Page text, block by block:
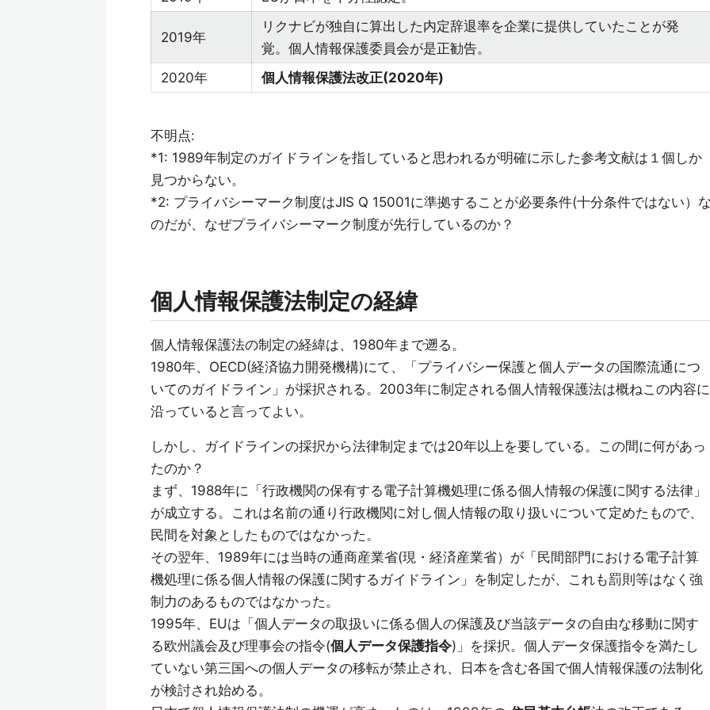
2019年
リクナビが独自に算出した内定辞退率を企業に提供していたことが発
覚。個人情報保護委員会が是正勧告。
2020年
個人情報保護法改正(2020年)
不明点:
*1: 1989年制定のガイドラインを指していると思われるが明確に示した参考文献は１個しか
見つからない。
*2: プライバシーマーク制度はJIS Q 15001に準拠することが必要条件(十分条件ではない）
のだが、なぜプライバシーマーク制度が先行しているのか？
個人情報保護法制定の経緯
個人情報保護法の制定の経緯は、1980年まで遡る。
1980年、OECD(経済協力開発機構)にて、「プライバシー保護と個人データの国際流通につ
いてのガイドライン」が採択される。2003年に制定される個人情報保護法は概ねこの内容に
沿っていると言ってよい。
しかし、ガイドラインの採択から法律制定までは20年以上を要している。この間に何があっ
たのか？
まず、1988年に「行政機関の保有する電子計算機処理に係る個人情報の保護に関する法律」
が成立する。これは名前の通り行政機関に対し個人情報の取り扱いについて定めたもので、
民間を対象としたものではなかった。
その翌年、1989年には当時の通商産業省(現・経済産業省）が「民間部門における電子計算
機処理に係る個人情報の保護に関するガイドライン」を制定したが、これも罰則等はなく強
制力のあるものではなかった。
1995年、EUは「個人データの取扱いに係る個人の保護及び当該データの自由な移動に関す
る欧州議会及び理事会の指令(個人データ保護指令)」を採択。個人データ保護指令を満たし
ていない第三国への個人データの移転が禁止され、日本を含む各国で個人情報保護の法制化
が検討され始める。